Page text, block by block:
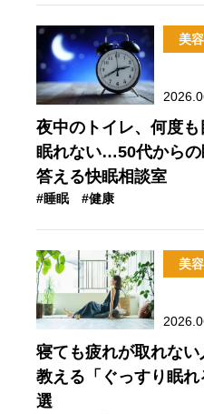
美
夜中のトイレ、何度
眠れない…50代から
答える快眠相談室
#睡眠 #健康
美
寝ても疲れが取れな
教える「ぐっすり眠
選